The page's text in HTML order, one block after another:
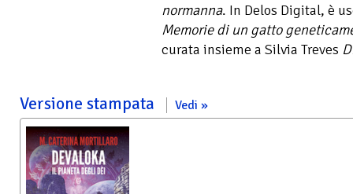
normanna. In Delos Digital, è
Memorie di un gatto
curata insieme a Silvia Treves
Versione stampata Vedi